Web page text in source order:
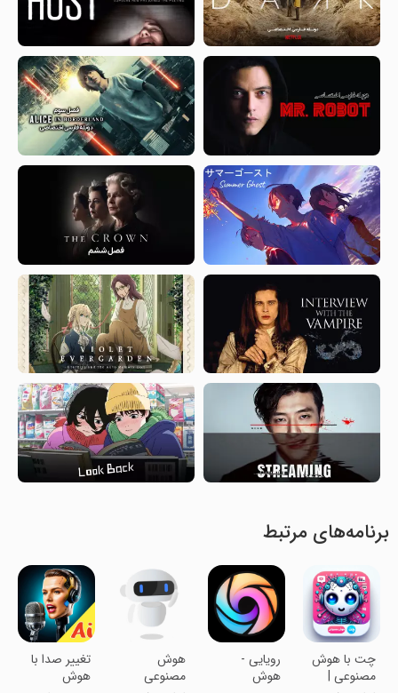
برنامه‌های مرتبط
چت با هوش
مصنوعی |
‏رویایی -
هوش
هوش
مصنوعی
تغییر صدا با
هوش